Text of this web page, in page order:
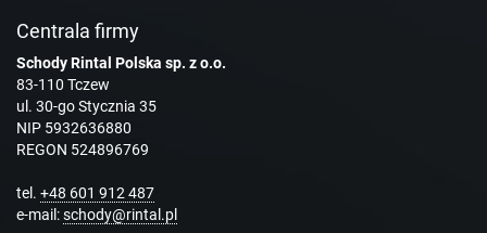
Centrala firmy
Schody Rintal Polska sp. z o.o.
83-110 Tczew
ul. 30-go Stycznia 35
NIP 5932636880
REGON 524896769
tel. +48 601 912 487
e-mail:schody@rintal.pl